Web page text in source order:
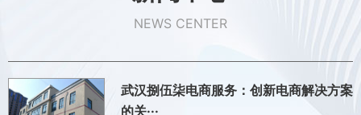
NEWS CENTER
武汉捌伍柒电商服务：创新电商解决方案
的关···